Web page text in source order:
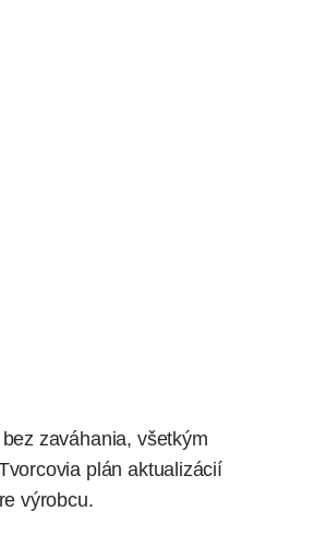
zaváhania, všetkým
plán aktualizácií
výrobcu.